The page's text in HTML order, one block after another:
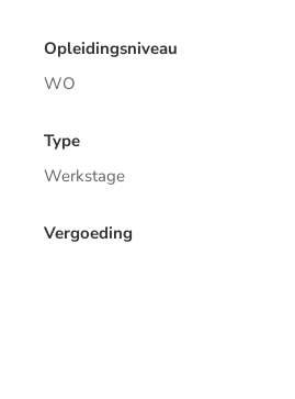
Opleidingsniveau
WO
Type
Werkstage
Vergoeding